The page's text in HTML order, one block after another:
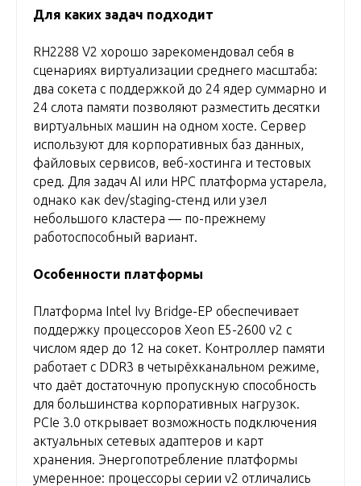
Для каких задач подходит
RH2288 V2 хорошо зарекомендовал себя в
сценариях виртуализации среднего масштаба:
два сокета с поддержкой до 24 ядер суммарно и
24 слота памяти позволяют разместить десятки
виртуальных машин на одном хосте. Сервер
используют для корпоративных баз данных,
файловых сервисов, веб-хостинга и тестовых
сред. Для задач AI или HPC платформа устарела,
однако как dev/staging-стенд или узел
небольшого кластера — по-прежнему
работоспособный вариант.
Особенности платформы
Платформа Intel Ivy Bridge-EP обеспечивает
поддержку процессоров Xeon E5-2600 v2 с
числом ядер до 12 на сокет. Контроллер памяти
работает с DDR3 в четырёхканальном режиме,
что даёт достаточную пропускную способность
для большинства корпоративных нагрузок.
PCIe 3.0 открывает возможность подключения
актуальных сетевых адаптеров и карт
хранения. Энергопотребление платформы
умеренное: процессоры серии v2 отличались